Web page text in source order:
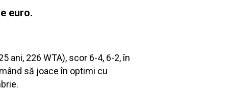
euro.
ani, 226 WTA), scor 6-4, 6-2, în
să joace în optimi cu